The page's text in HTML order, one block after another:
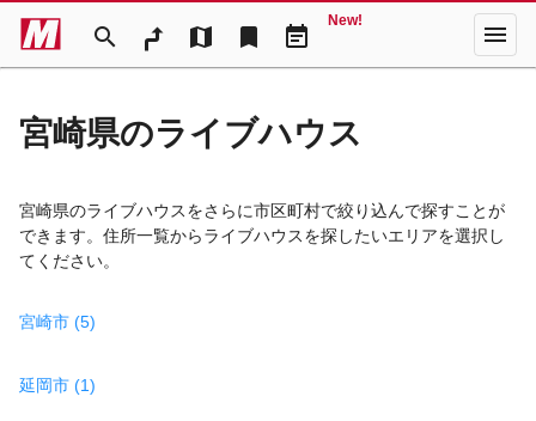
search map bookmark event_note
New! menu
宮崎県のライブハウス
宮崎県のライブハウスをさらに市区町村で絞り込んで探すことが
できます。住所一覧からライブハウスを探したいエリアを選択し
てください。
宮崎市 (5)
延岡市 (1)